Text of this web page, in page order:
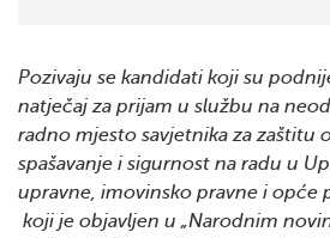
Pozivaju se kandidati koji su
natječaj za prijam u službu na
radno mjesto savjetnika za zaštitu
spašavanje i sigurnost na radu u
upravne, imovinsko pravne i opće
koji je objavljen u „Narodnim